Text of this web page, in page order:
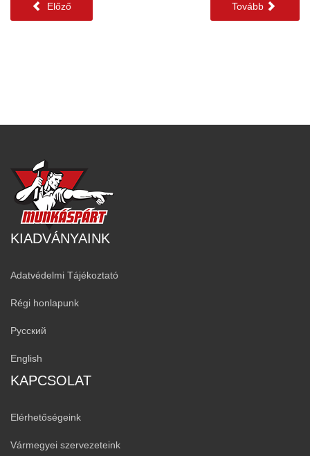
Előző Tovább
KIADVÁNYAINK
Adatvédelmi Tájékoztató
Régi honlapunk
Русский
English
KAPCSOLAT
Elérhetőségeink
Vármegyei szervezeteink